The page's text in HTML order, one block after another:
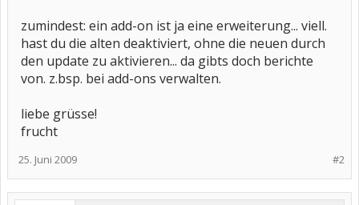
zumindest: ein add-on ist ja eine erweiterung... viell.
hast du die alten deaktiviert, ohne die neuen durch
den update zu aktivieren... da gibts doch berichte
von. z.bsp. bei add-ons verwalten.
liebe grüsse!
frucht
#2
25. Juni 2009